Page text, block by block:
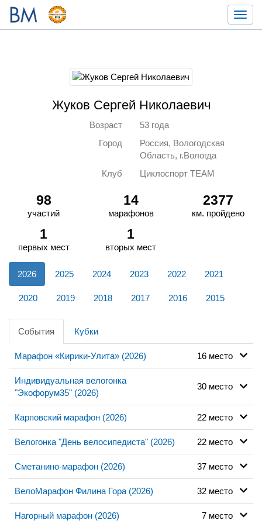
Жуков Сергей Николаевич
Возраст
53 года
Город
Россия, Вологодская
Область, г.Вологда
Клуб
Циклоспорт TEAM
98
участий
14
марафонов
2377
км. пройдено
1
первых мест
1
вторых мест
2026 2025 2024 2023 2022 2021
2020 2019 2018 2017 2016 2015
События Кубки
Марафон «Кирики-Улита» (2026) 16 место
Индивидуальная велогонка
"Экофорум35" (2026)
30 место
Карповский марафон (2026) 22 место
Велогонка "День велосипедиста" (2026) 22 место
Сметанино-марафон (2026) 37 место
ВелоМарафон Филина Гора (2026) 32 место
Нагорный марафон (2026) 7 место